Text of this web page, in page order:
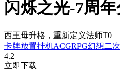
闪烁之光-7周
西王母升格，重新定义法师T0
卡牌放置挂机ACGRPG幻想二
4.2
立即下载